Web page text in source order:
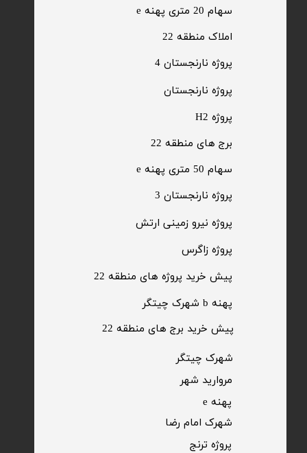
پیش خرید برج های منطقه 22
سهام 20 متری پهنه e​​​​​​​
​سهام 50 متری پهنه e
پهنه b شهرک چیتگر
​املاک منطقه 22
برج های منطقه 22
پیش خرید پروژه های منطقه 22
پروژه H2
​پروژه زاگرس
​پروژه ترنج
​پروژه نارنجستان
​پروژه نیرو زمینی ارتش
پروژه نارنجستان 4
​پروژه نارنجستان 3
​شهرک چیتگر
مروارید شهر​​​​​​​
شهرک امام رضا
پهنه e